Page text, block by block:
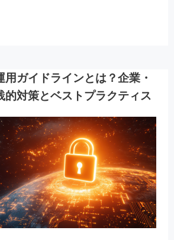
用ガイドラインとは？企業・
的対策とベストプラクティス